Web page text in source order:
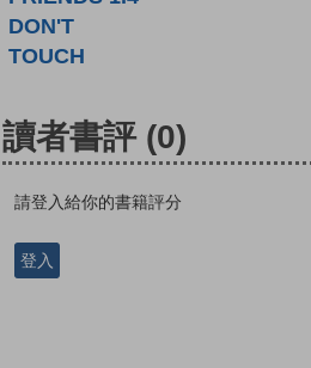
DON'T
TOUCH
讀者書評 (0)
請登入給你的書籍評分
登入